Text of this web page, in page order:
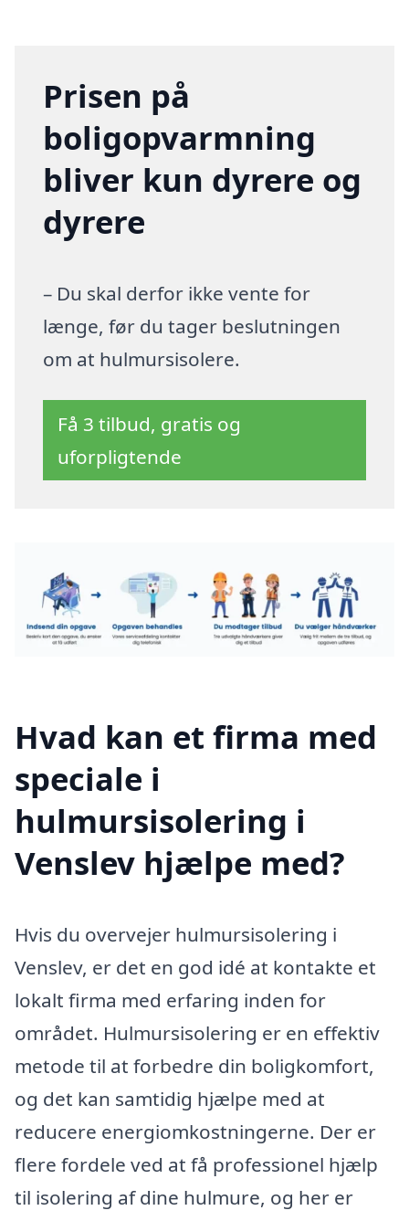
Prisen på
boligopvarmning
bliver kun dyrere og
dyrere
– Du skal derfor ikke vente for
længe, før du tager beslutningen
om at hulmursisolere.
Få 3 tilbud, gratis og
uforpligtende
Hvad kan et firma med
speciale i
hulmursisolering i
Venslev hjælpe med?
Hvis du overvejer hulmursisolering i
Venslev, er det en god idé at kontakte et
lokalt firma med erfaring inden for
området. Hulmursisolering er en effektiv
metode til at forbedre din boligkomfort,
og det kan samtidig hjælpe med at
reducere energiomkostningerne. Der er
flere fordele ved at få professionel hjælp
til isolering af dine hulmure, og her er